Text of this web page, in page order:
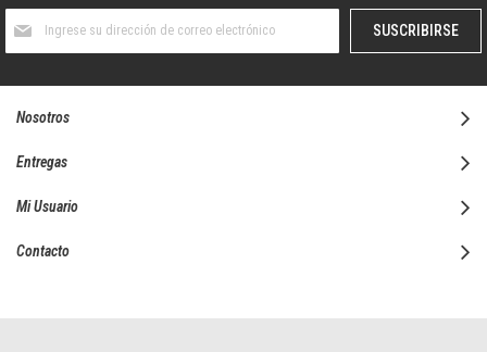
boletín
SUSCRIBIRSE
Nosotros
Entregas
Mi Usuario
Contacto